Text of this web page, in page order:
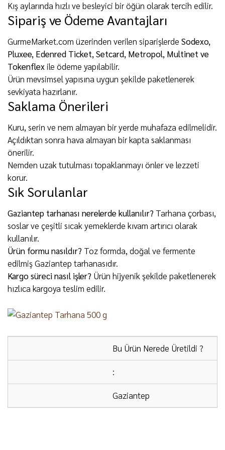
Kış aylarında hızlı ve besleyici bir öğün olarak tercih edilir.
Sipariş ve Ödeme Avantajları
GurmeMarket.com üzerinden verilen siparişlerde Sodexo,
Pluxee, Edenred Ticket, Setcard, Metropol, Multinet ve
Tokenflex ile ödeme yapılabilir.
Ürün mevsimsel yapısına uygun şekilde paketlenerek
sevkiyata hazırlanır.
Saklama Önerileri
Kuru, serin ve nem almayan bir yerde muhafaza edilmelidir.
Açıldıktan sonra hava almayan bir kapta saklanması
önerilir.
Nemden uzak tutulması topaklanmayı önler ve lezzeti
korur.
Sık Sorulanlar
Gaziantep tarhanası nerelerde kullanılır? Tarhana çorbası,
soslar ve çeşitli sıcak yemeklerde kıvam artırıcı olarak
kullanılır.
Ürün formu nasıldır? Toz formda, doğal ve fermente
edilmiş Gaziantep tarhanasıdır.
Kargo süreci nasıl işler? Ürün hijyenik şekilde paketlenerek
hızlıca kargoya teslim edilir.
Bu Ürün Nerede Üretildi ?
:
Gaziantep